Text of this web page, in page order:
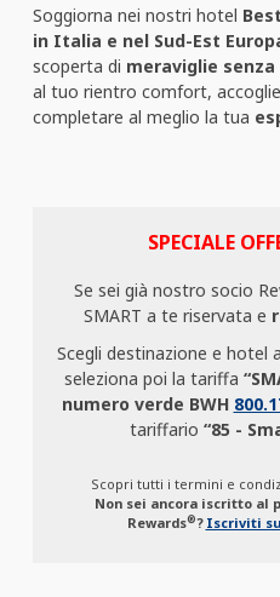
Soggiorna nei nostri hotel
in Italia e nel Sud-Est
scoperta di meraviglie
al tuo rientro comfort,
completare al meglio la tua
SPECIALE
Se sei già nostro socio
SMART a te riservata e
Scegli destinazione e hotel
seleziona poi la tariffa
numero verde BWH
tariffario “85 -
Scopri tutti i termini e
Non sei ancora iscritto al
Rewards®? Iscriviti